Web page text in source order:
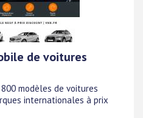
de voitures
modèles de voitures
internationales à prix